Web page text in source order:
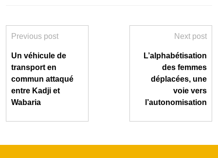
Previous post
Un véhicule de
transport en
commun attaqué
entre Kadji et
Wabaria
Next post
L’alphabétisation
des femmes
déplacées, une
voie vers
l’autonomisation